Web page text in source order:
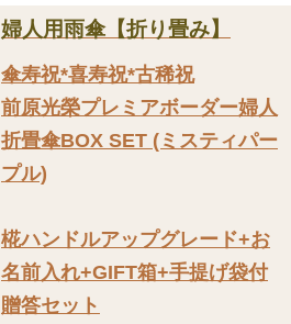
婦人用雨傘【折り畳み】
傘寿祝*喜寿祝*古稀祝
前原光榮プレミアボーダー婦人
折畳傘BOX SET (ミスティパー
プル)
椛ハンドルアップグレード+お
名前入れ+GIFT箱+手提げ袋付
贈答セット